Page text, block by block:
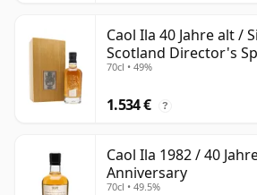
Caol Ila 40 Jahre alt /
Scotland Director's
70cl • 49%
1.534 € ?
Caol Ila 1982 / 40
Anniversary
70cl • 49.5%